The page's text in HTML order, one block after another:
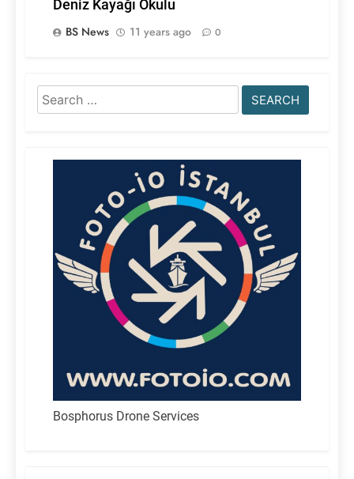
Deniz Kayağı Okulu
BS News
11 years ago 0
Search
for:
Bosphorus Drone Services